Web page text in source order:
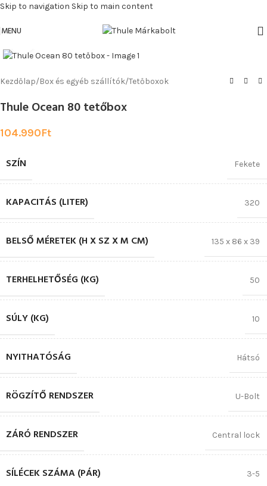
Skip to navigation Skip to main content
MENU
Kezdőlap/Box és egyéb szállítók/Tetőboxok
Thule Ocean 80 tetőbox
104.990Ft
SZÍN Fekete
KAPACITÁS (LITER) 320
BELSŐ MÉRETEK (H X SZ X M CM) 135 x 86 x 39
TERHELHETŐSÉG (KG) 50
SÚLY (KG) 10
NYITHATÓSÁG Hátsó
RÖGZÍTŐ RENDSZER U-Bolt
ZÁRÓ RENDSZER Central lock
SÍLÉCEK SZÁMA (PÁR) 3-5